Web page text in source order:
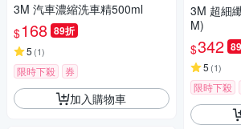
3M 汽車濃縮洗車精500ml
$168 89折
5 (1)
限時下殺 券
加入購物車
3M 超細
M)
$342
5 (1)
限時下殺